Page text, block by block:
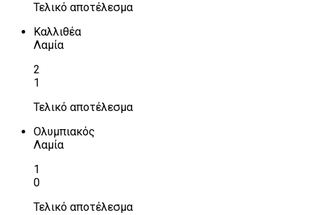
Τελικό αποτέλεσμα
Καλλιθέα
Λαμία
2
1
Τελικό αποτέλεσμα
Ολυμπιακός
Λαμία
1
0
Τελικό αποτέλεσμα